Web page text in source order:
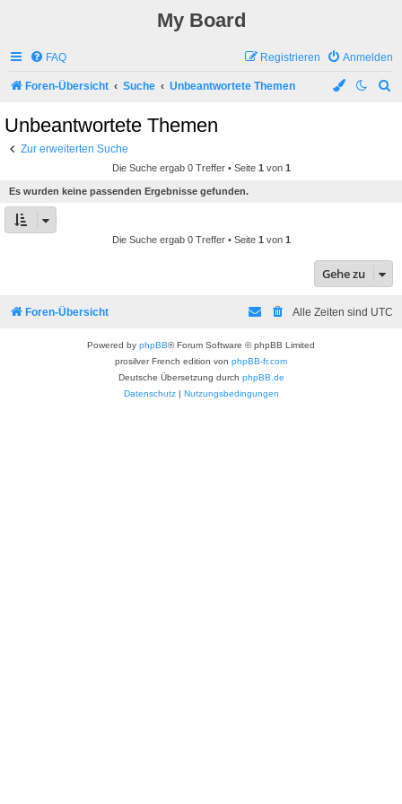
My Board
FAQ Anmelden
Registrieren
Foren-Übersicht Suche Unbeantwortete Themen
Unbeantwortete Themen
Zur erweiterten Suche
Die Suche ergab 0 Treffer • Seite 1von 1
Es wurden keine passenden Ergebnisse gefunden.
Die Suche ergab 0 Treffer • Seite 1von 1
Gehe zu
Foren-Übersicht Alle Zeiten sind UTC
Powered by phpBB® Forum Software © phpBB Limited
prosilver French edition von phpBB-fr.com
Deutsche Übersetzung durch phpBB.de
Datenschutz| Nutzungsbedingungen